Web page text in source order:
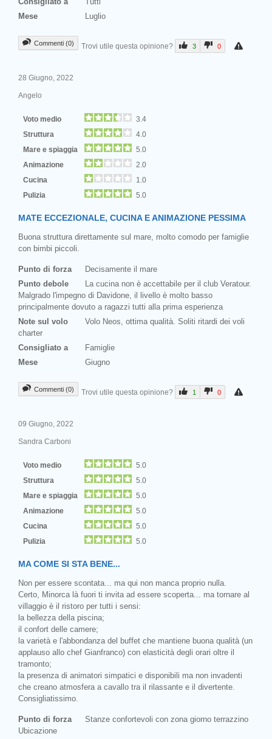
Mese
Luglio
Commenti (0) Trovi utile questa opinione? 3 0
28 Giugno, 2022
Angelo
Voto medio
3.4
Struttura
4.0
Mare e spiaggia
5.0
Animazione
2.0
Cucina
1.0
Pulizia
5.0
MATE ECCEZIONALE, CUCINA E ANIMAZIONE PESSIMA
Buona struttura direttamente sul mare, molto comodo per famiglie
con bimbi piccoli.
Punto di forza
Decisamente il mare
Punto debole
La cucina non è accettabile per il club Veratour.
Malgrado l'impegno di Davidone, il livello è molto basso
principalmente dovuto a ragazzi tutti alla prima esperienza
Note sul volo
Volo Neos, ottima qualità. Soliti ritardi dei voli
charter
Consigliato a
Famiglie
Mese
Giugno
Commenti (0) Trovi utile questa opinione? 1 0
09 Giugno, 2022
Sandra Carboni
Voto medio
5.0
Struttura
5.0
Mare e spiaggia
5.0
Animazione
5.0
Cucina
5.0
Pulizia
5.0
MA COME SI STA BENE...
Non per essere scontata... ma qui non manca proprio nulla.
Certo, Minorca là fuori ti invita ad essere scoperta... ma tornare al
villaggio è il ristoro per tutti i sensi:
la bellezza della piscina;
il confort delle camere;
la varietà e l'abbondanza del buffet che mantiene buona qualità (un
applauso allo chef Gianfranco) con elasticità degli orari oltre il
tramonto;
la presenza di animatori simpatici e disponibili ma non invadenti
che creano atmosfera a cavallo tra il rilassante e il divertente.
Consigliatissimo.
Punto di forza
Stanze confortevoli con zona giorno terrazzino
Ubicazione